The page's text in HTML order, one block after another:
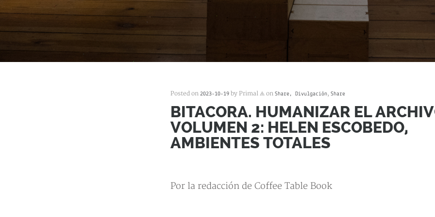
Posted on 2023-10-19 by Primal ⨹ on Share, Divulgación, Share
BITACORA. HUMANIZAR EL
VOLUMEN 2: HELEN ESCOBEDO,
AMBIENTES TOTALES
Por la redacción de Coffee Table Book